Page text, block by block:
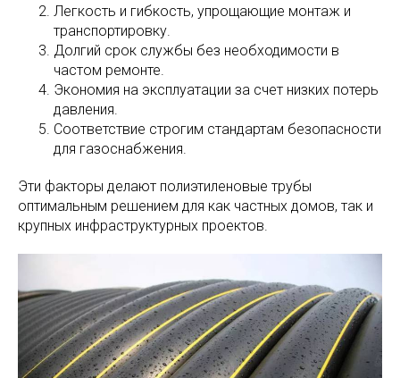
Легкость и гибкость, упрощающие монтаж и
транспортировку.
Долгий срок службы без необходимости в
частом ремонте.
Экономия на эксплуатации за счет низких потерь
давления.
Соответствие строгим стандартам безопасности
для газоснабжения.
Эти факторы делают полиэтиленовые трубы
оптимальным решением для как частных домов, так и
крупных инфраструктурных проектов.